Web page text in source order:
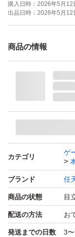
・液晶画面も気に
・本体背面やドッ
であることをご理
【セット内容】
・Joy-Con（L）
・Nintendo
・Joy-Conグリッ
・Nintendo
・Joy-Conストラ
・HDMIケーブル
・外箱
【発送について】
購入日時： 2026年5月12
出品日時： 2026年5月12
商品の情報
カテゴリ
ゲ
ブランド 任
商品の状態 目
配送の方法 お
発送までの日数 3